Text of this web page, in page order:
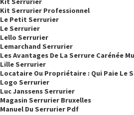
Kit Serrurier Professionnel
Le Petit Serrurier
Le Serrurier
Lello Serrurier
Lemarchand Serrurier
Les Avantages De La Serrure Carénée
Lille Serrurier
Locataire Ou Propriétaire : Qui Paie Le
Logo Serrurier
Luc Janssens Serrurier
Magasin Serrurier Bruxelles
Manuel Du Serrurier Pdf